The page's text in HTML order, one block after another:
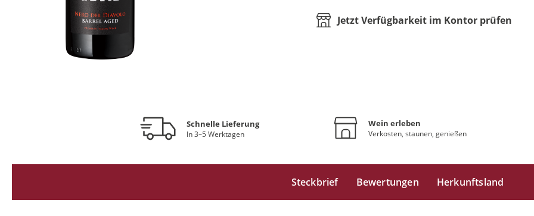
Jetzt Verfügbarkeit im Kontor prüfen
Schnelle Lieferung
In 3–5 Werktagen
Wein erleben
Verkosten, staunen, genießen
Steckbrief Bewertungen Herkunftsland